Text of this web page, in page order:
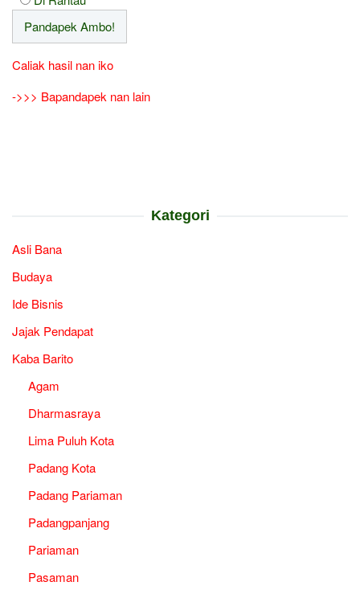
Caliak hasil nan iko
->>> Bapandapek nan lain
Kategori
Asli Bana
Budaya
Ide Bisnis
Jajak Pendapat
Kaba Barito
Agam
Dharmasraya
Lima Puluh Kota
Padang Kota
Padang Pariaman
Padangpanjang
Pariaman
Pasaman